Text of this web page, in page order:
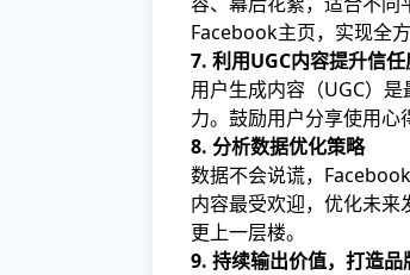
Facebook主页，实现全方
7. 利用UGC内容提升信任
用户生成内容（UGC）
力。鼓励用户分享使用心
8. 分析数据优化策略
数据不会说谎，
内容最受欢迎，优化未
更上一层楼。
9. 持续输出价值，打造品